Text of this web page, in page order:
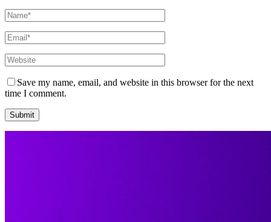
Save my name, email, and website in this browser for the next
time I comment.